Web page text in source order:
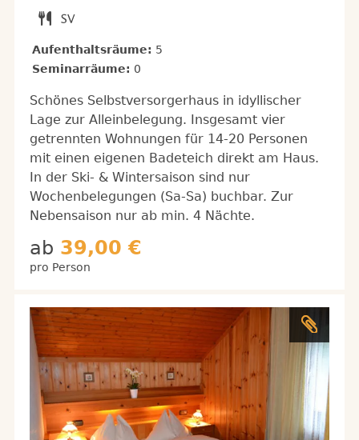
Aufenthaltsräume: 5
Seminarräume: 0
Schönes Selbstversorgerhaus in idyllischer
Lage zur Alleinbelegung. Insgesamt vier
getrennten Wohnungen für 14-20 Personen
mit einen eigenen Badeteich direkt am Haus.
In der Ski- & Wintersaison sind nur
Wochenbelegungen (Sa-Sa) buchbar. Zur
Nebensaison nur ab min. 4 Nächte.
ab 39,00 €
pro Person